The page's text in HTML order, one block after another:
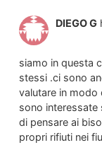
DIEGO G
siamo in questa
stessi .ci sono
valutare in modo
sono interessate
di pensare ai
propri rifiuti nei